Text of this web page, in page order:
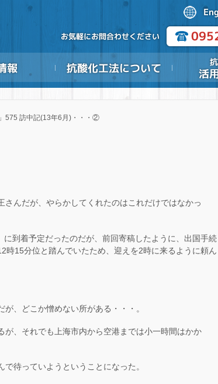
」575 訪中記(13年6月)・・・②
んだが、やらかしてくれたのはこれだけではなかっ
到着予定だったのだが、前回寄稿したように、出国手続
時15分位と踏んでいたため、迎えを2時に来るように頼ん
、どこか憎めない所がある・・・。
、それでも上海市内から空港までは小一時間はかか
待っていようということになった。